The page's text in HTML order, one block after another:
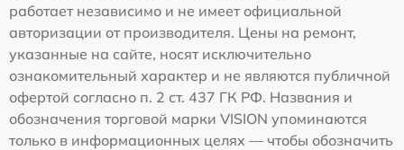
работает независимо и не имеет официальной
авторизации от производителя. Цены на ремонт,
указанные на сайте, носят исключительно
ознакомительный характер и не являются публичной
офертой согласно п. 2 ст. 437 ГК РФ. Названия и
обозначения торговой марки VISION упоминаются
только в информационных целях — чтобы обозначить